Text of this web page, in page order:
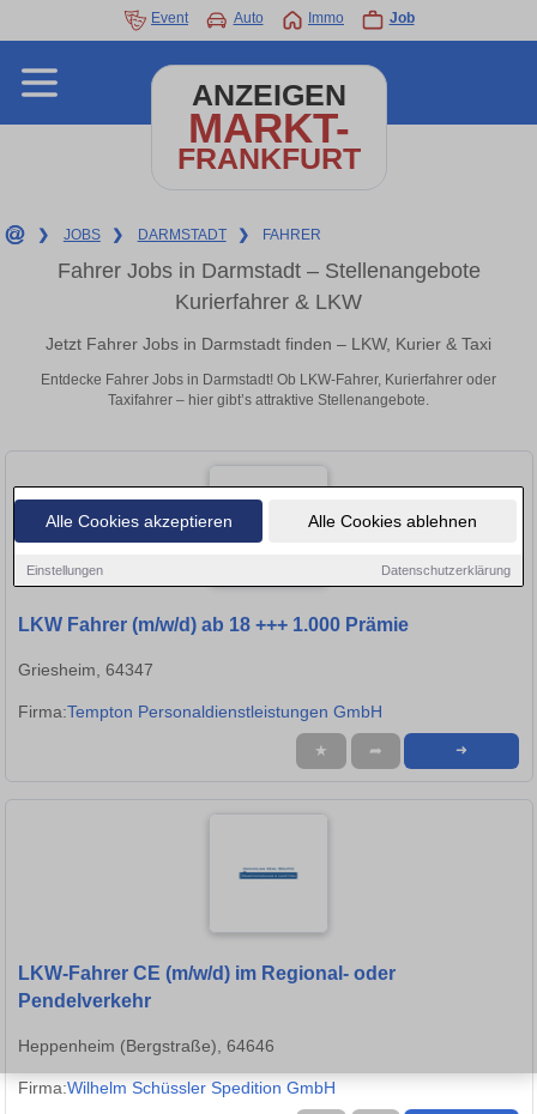
Alle Cookies akzeptieren Alle Cookies ablehnen
Einstellungen Datenschutzerklärung
Event Auto Immo Job
ANZEIGEN
MARKT-
FRANKFURT
❯ JOBS ❯ DARMSTADT ❯ FAHRER
Fahrer Jobs in Darmstadt – Stellenangebote
Kurierfahrer & LKW
Jetzt Fahrer Jobs in Darmstadt finden – LKW, Kurier & Taxi
Entdecke Fahrer Jobs in Darmstadt! Ob LKW-Fahrer, Kurierfahrer oder
Taxifahrer – hier gibt’s attraktive Stellenangebote.
LKW Fahrer (m/w/d) ab 18 +++ 1.000 Prämie
Griesheim, 64347
Firma:Tempton Personaldienstleistungen GmbH
★ ➦ ➜
LKW-Fahrer CE (m/w/d) im Regional- oder
Pendelverkehr
Heppenheim (Bergstraße), 64646
Firma:Wilhelm Schüssler Spedition GmbH